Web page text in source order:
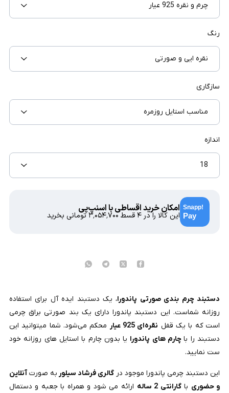
چرم و نقره 925 عیار
رنگ
نقره ایی و صورتی
سازگاری
مناسب استایل روزمره
اندازه
18
امکان خرید اقساطی با اسنپ‌پی
این کالا را در ۴ قسط ۳٬۰۵۴٬۷۰۰تومانی بخرید
دستبند چرم بندی صورتی پاندورا، یک دستبند ایده آل برای استفاده
روزانه شماست. این دستبند پاندورا دارای یک بند صورتی براق چرمی
است که با یک قفل نقره‌ای 925 عیار
محکم می‌شود. شما میتوانید این
دستبند را باچارم های پاندورا یا بدون چارم با استایل های روزانه خود
ست نمایید.
این دستبند چرمی پاندورا موجود در گالری فرشاد سیلور به صورتآنلاین
و حضوری باگارانتی 2 ساله
ارائه می شود و همراه با جعبه و دستمال